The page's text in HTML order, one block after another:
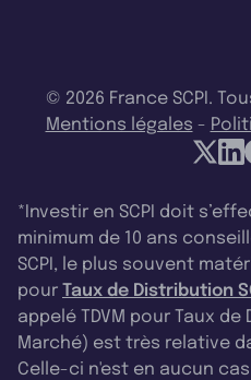
© 2026 France SCPI.
Mentions légales -
*Investir en SCPI doit
minimum de 10 ans
SCPI, le plus souvent
pour Taux de Distribution
appelé TDVM pour Taux
Marché) est très relative
Celle-ci n'est en aucun